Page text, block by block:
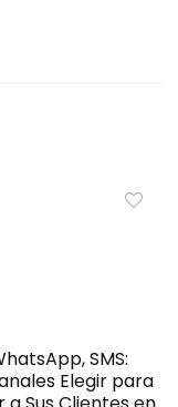
SMS:
Elegir para